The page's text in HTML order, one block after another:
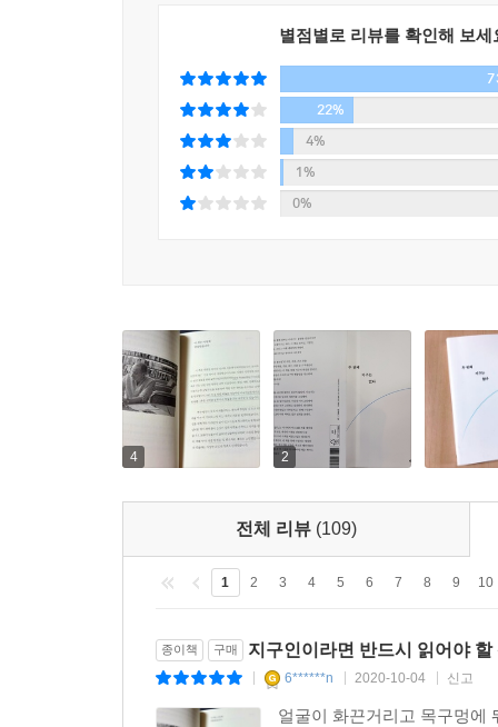
별점별로 리뷰를 확인해 보세
22%
4%
1%
전체 리뷰(109)
종이책 구매 지구인이라면 반드시 읽어야
| 6******n | 2020-10-04 | 신고